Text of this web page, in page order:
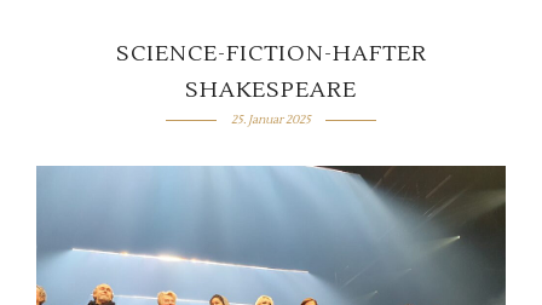
SCIENCE-FICTION-HAFTER
SHAKESPEARE
25. Januar 2025